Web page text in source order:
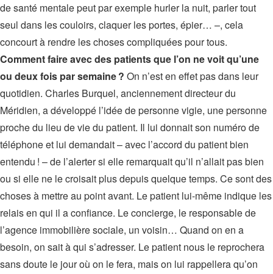
de santé mentale peut par exemple hurler la nuit, parler tout
seul dans les couloirs, claquer les portes, épier… –, cela
concourt à rendre les choses compliquées pour tous.
Comment faire avec des patients que l’on ne voit qu’une
ou deux fois par semaine ? On n’est en effet pas dans leur
quotidien. Charles Burquel, anciennement directeur du
Méridien, a développé l’idée de personne vigie, une personne
proche du lieu de vie du patient. Il lui donnait son numéro de
téléphone et lui demandait – avec l’accord du patient bien
entendu ! – de l’alerter si elle remarquait qu’il n’allait pas bien
ou si elle ne le croisait plus depuis quelque temps. Ce sont des
choses à mettre au point avant. Le patient lui-même indique les
relais en qui il a confiance. Le concierge, le responsable de
l’agence immobilière sociale, un voisin… Quand on en a
besoin, on sait à qui s’adresser. Le patient nous le reprochera
sans doute le jour où on le fera, mais on lui rappellera qu’on